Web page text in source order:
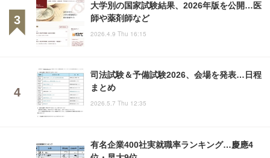
大学別の国家試験結果、2026年版を公開…医
師や薬剤師など
2026.4.9 Thu 16:15
司法試験＆予備試験2026、会場を発表…日程
まとめ
2026.5.7 Thu 12:35
有名企業400社実就職率ランキング…慶應4